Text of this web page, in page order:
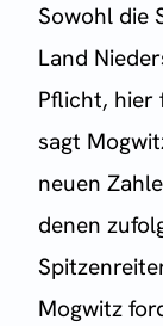
Sowohl die
Land
Pflicht, hier
sagt
neuen
denen
Mogwitz